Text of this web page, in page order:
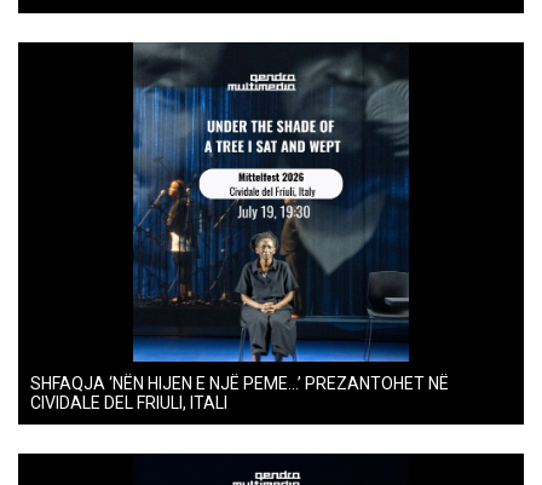
SHFAQJA ‘NËN HIJEN E NJË PEME…’ PREZANTOHET NË
CIVIDALE DEL FRIULI, ITALI